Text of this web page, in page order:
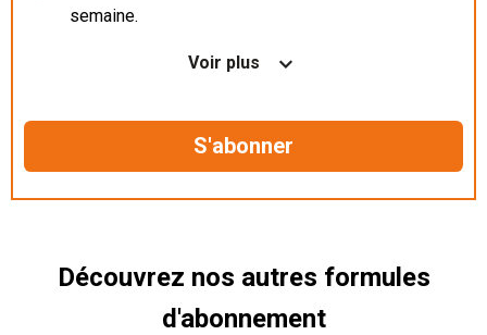
semaine.
Nos articles en illimité sur ordinateur, tablette et
Le magazine TelQuel en numérique avant la sortie
Des informations confidentielles résérvées aux
Voir plus
Découvrez nos autres formules
d'abonnement